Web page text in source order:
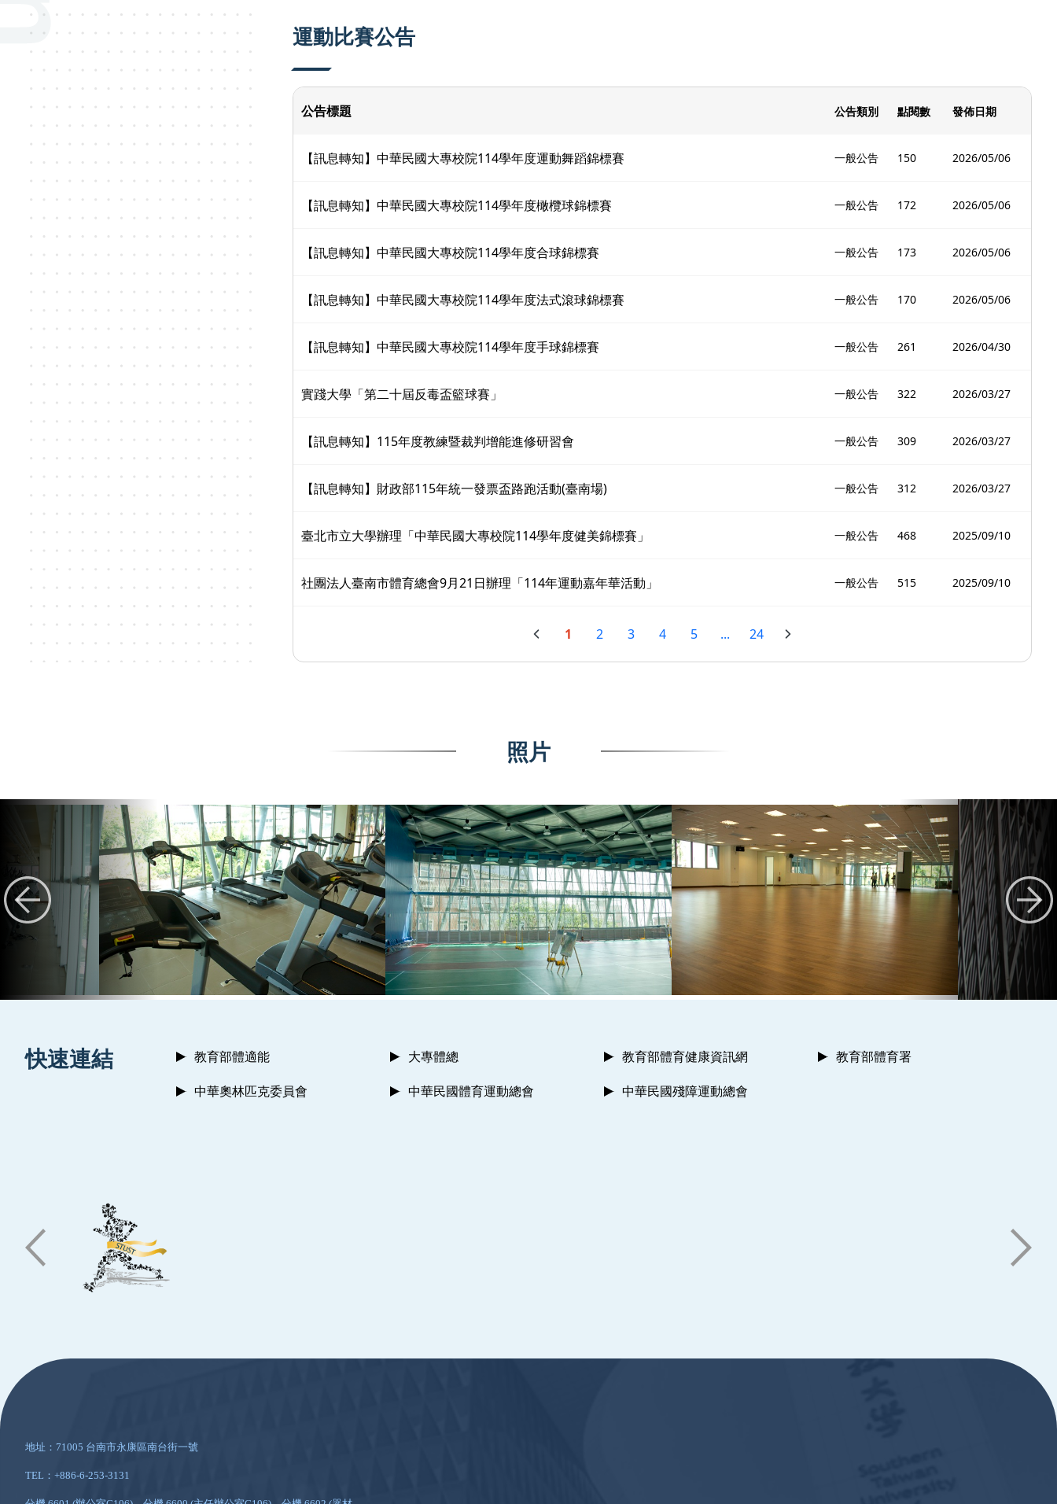
運動比賽公告
公告標題 公告類別 點閱數 發佈日期
【訊息轉知】中華民國大專校院114學年度運動舞蹈錦標賽 一般公告 150 2026/05/06
【訊息轉知】中華民國大專校院114學年度橄欖球錦標賽 一般公告 172 2026/05/06
【訊息轉知】中華民國大專校院114學年度合球錦標賽 一般公告 173 2026/05/06
【訊息轉知】中華民國大專校院114學年度法式滾球錦標賽 一般公告 170 2026/05/06
【訊息轉知】中華民國大專校院114學年度手球錦標賽 一般公告 261 2026/04/30
實踐大學「第二十屆反毒盃籃球賽」 一般公告 322 2026/03/27
【訊息轉知】115年度教練暨裁判增能進修研習會 一般公告 309 2026/03/27
【訊息轉知】財政部115年統一發票盃路跑活動(臺南場) 一般公告 312 2026/03/27
臺北市立大學辦理「中華民國大專校院114學年度健美錦標賽」 一般公告 468 2025/09/10
社團法人臺南市體育總會9月21日辦理「114年運動嘉年華活動」 一般公告 515 2025/09/10
1 2 3 4 5 ... 24
照片
快速連結 教育部體適能 大專體總 教育部體育健康資訊網
教育部體育署
中華奧林匹克委員會
中華民國體育運動總會 中華民國殘障運動總會
地址：71005 台南市永康區南台街一號
TEL：+886-6-253-3131